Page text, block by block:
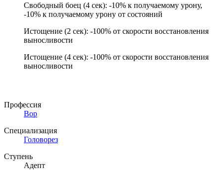
Свободный боец (4 сек): -10% к получаемому урону,
-10% к получаемому урону от состояний
Истощение (2 сек): -100% от скорости восстановления
выносливости
Истощение (4 сек): -100% от скорости восстановления
выносливости
Профессия
Вор
Специализация
Головорез
Ступень
Адепт